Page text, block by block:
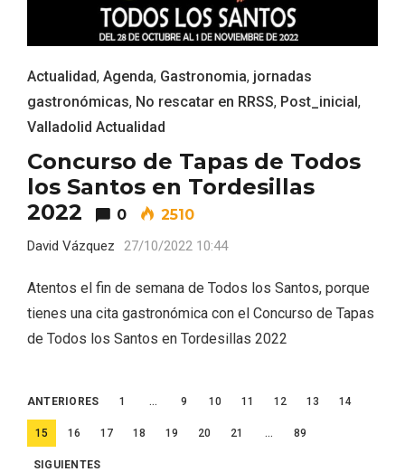
Actualidad, Agenda, Gastronomia, jornadas
gastronómicas, No rescatar en RRSS, Post_inicial,
Valladolid Actualidad
Concurso de Tapas de Todos
los Santos en Tordesillas
2022
0 2510
David Vázquez 27/10/2022 10:44
Atentos el fin de semana de Todos los Santos, porque
tienes una cita gastronómica con el Concurso de Tapas
de Todos los Santos en Tordesillas 2022
Paginación
de
entradas
ANTERIORES 1 … 9 10 11 12 13 14
15 16 17 18 19 20 21 … 89
SIGUIENTES
IGP Morcilla de Burgos triunfó en el
Salón Gourmet 2026